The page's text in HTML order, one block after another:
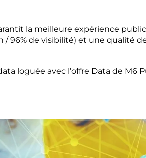
la meilleure expérience
96% de visibilité) et une qualité
loguée avec l’offre Data de